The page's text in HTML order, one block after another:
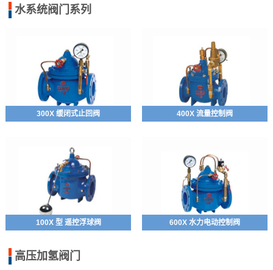
水系统阀门系列
300X 缓闭式止回阀 400X 流量控制阀
100X 型 遥控浮球阀 600X 水力电动控制阀
高压加氢阀门